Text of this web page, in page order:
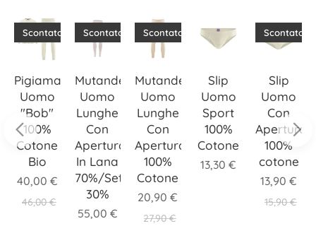
Pigiama
Uomo
"Bob"
100%
Cotone
Bio
Scontato
40,00 €
46,00€
Mutande
Uomo
Lunghe
Con
Apertura
In Lana
70%/Seta
30%
Scontato
55,00 €
Mutande
Uomo
Lunghe
Con
Apertura
100%
Cotone
Scontato
20,90 €
27,90€
Slip
Uomo
Sport
100%
Cotone
13,30 €
Slip
Uomo
Con
Apertura
100%
cotone
Scontato
13,90 €
15,90€